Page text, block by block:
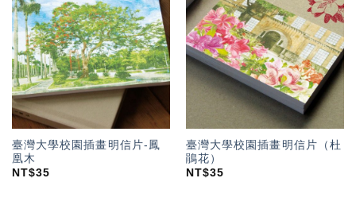
加入
「願
望輕
單」
臺灣大學校園插畫明信片-鳳
凰木
NT$35
加入
「願
望輕
單」
臺灣大學校園插畫明信片（杜
鵑花）
NT$35